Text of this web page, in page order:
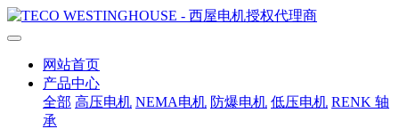
网站首页
产品中心
全部 高压电机 NEMA电机 防爆电机 低压电机 RENK 轴
承